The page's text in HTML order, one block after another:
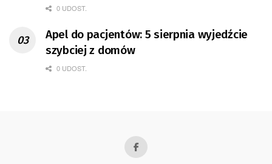
0 UDOST.
Apel do pacjentów: 5 sierpnia wyjedźcie
szybciej z domów
0 UDOST.